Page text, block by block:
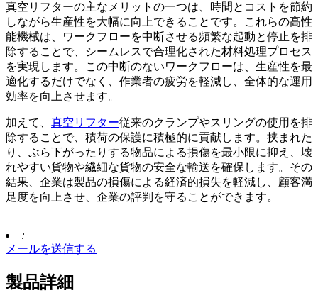
真空リフターの主なメリットの一つは、時間とコストを節約
しながら生産性を大幅に向上できることです。これらの高性
能機械は、ワークフローを中断させる頻繁な起動と停止を排
除することで、シームレスで合理化された材料処理プロセス
を実現します。この中断のないワークフローは、生産性を最
適化するだけでなく、作業者の疲労を軽減し、全体的な運用
効率を向上させます。
加えて、 真空リフター従来のクランプやスリングの使用を排
除することで、積荷の保護に積極的に貢献します。挟まれた
り、ぶら下がったりする物品による損傷を最小限に抑え、壊
れやすい貨物や繊細な貨物の安全な輸送を確保します。その
結果、企業は製品の損傷による経済的損失を軽減し、顧客満
足度を向上させ、企業の評判を守ることができます。
:
メールを送信する
製品詳細